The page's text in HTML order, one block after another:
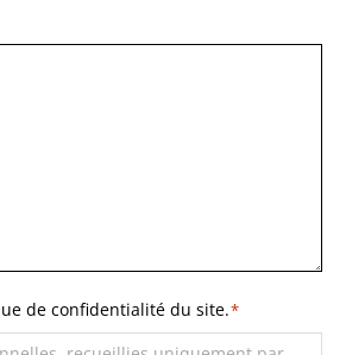
de confidentialité du site.*